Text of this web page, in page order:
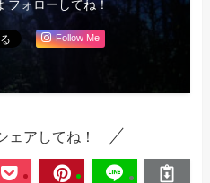
フォローしてね！
Follow Me
ェアしてね！